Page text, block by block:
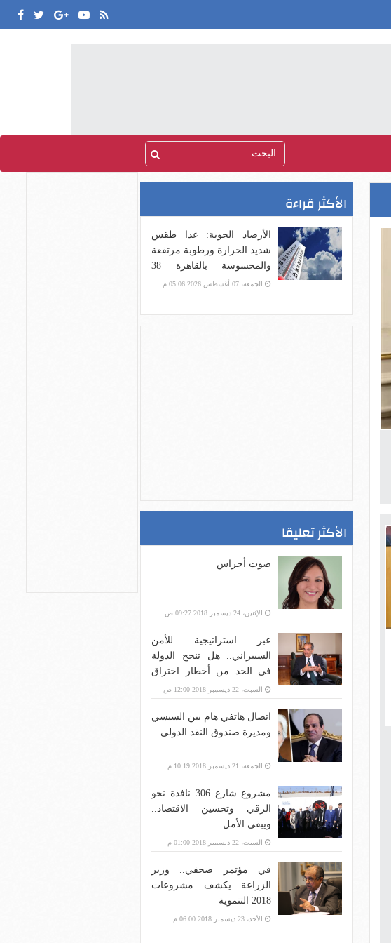
الأكثر قراءة
الأرصاد الجوية: غدا طقس
شديد الحرارة ورطوبة مرتفعة
والمحسوسة بالقاهرة 38
درجة
الجمعة، 07 أغسطس 2026 05:06 م
الأكثر تعليقا
صوت أجراس
الإثنين، 24 ديسمبر 2018 09:27 ص
عبر استراتيجية للأمن
السيبراني.. هل تنجح الدولة
في الحد من أخطار اختراق
بنية الاتصالات؟
السبت، 22 ديسمبر 2018 12:00 ص
اتصال هاتفي هام بين السيسي
ومديرة صندوق النقد الدولي
الجمعة، 21 ديسمبر 2018 10:19 م
مشروع شارع 306 نافذة نحو
الرقي وتحسين الاقتصاد..
ويبقى الأمل
السبت، 22 ديسمبر 2018 01:00 م
في مؤتمر صحفي.. وزير
الزراعة يكشف مشروعات
2018 التنموية
الأحد، 23 ديسمبر 2018 06:00 م